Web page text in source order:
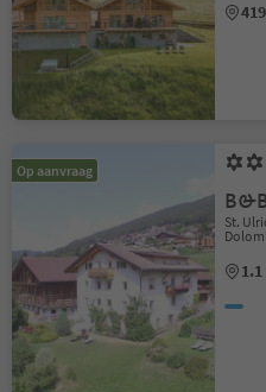
Op aanvraag
St.